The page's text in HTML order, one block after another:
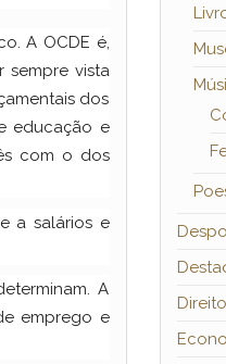
A OCDE é,
sempre vista
dos
educação e
com o dos
a salários e
A
emprego e